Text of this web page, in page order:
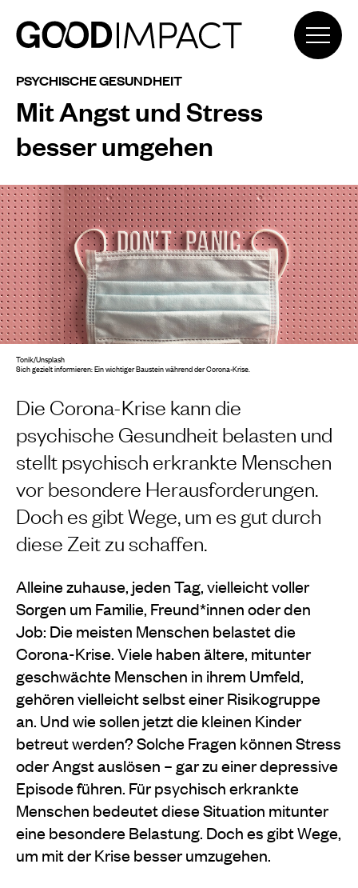
PSYCHISCHE GESUNDHEIT
Mit Angst und Stress
besser umgehen
Die Corona-Krise kann die
psychische Gesundheit belasten und
stellt psychisch erkrankte Menschen
vor besondere Herausforderungen.
Doch es gibt Wege, um es gut durch
diese Zeit zu schaffen.
Alleine zuhause, jeden Tag, vielleicht voller
Sorgen um Familie, Freund*innen oder den
Job: Die meisten Menschen belastet die
Corona-Krise. Viele haben ältere, mitunter
geschwächte Menschen in ihrem Umfeld,
gehören vielleicht selbst einer Risikogruppe
an. Und wie sollen jetzt die kleinen Kinder
betreut werden? Solche Fragen können Stress
oder Angst auslösen – gar zu einer depressive
Episode führen. Für psychisch erkrankte
Menschen bedeutet diese Situation mitunter
eine besondere Belastung. Doch es gibt Wege,
um mit der Krise besser umzugehen.
Tonik/Unsplash
Sich gezielt informieren: Ein wichtiger Baustein während der Corona-Krise.